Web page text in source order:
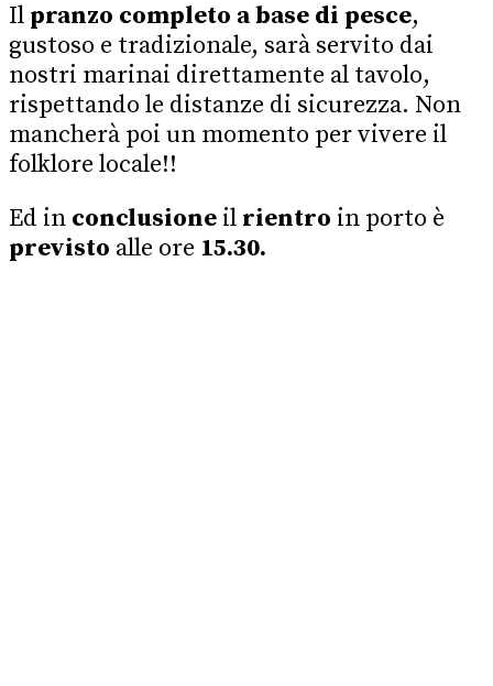
Il pranzo completo a base di pesce,
gustoso e tradizionale, sarà servito dai
nostri marinai direttamente al tavolo,
rispettando le distanze di sicurezza. Non
mancherà poi un momento per vivere il
folklore locale!!
​Ed in conclusione il rientro in porto è
previsto alle ore 15.30.